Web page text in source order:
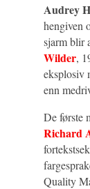
Audrey
hengiven
sjarm blir
Wilder,
eksplosiv
enn
De første
Richard
Quality